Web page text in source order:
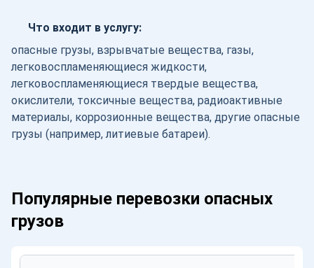
Что входит в услугу:
опасные грузы, взрывчатые вещества, газы,
легковоспламеняющиеся жидкости,
легковоспламеняющиеся твердые вещества,
окислители, токсичные вещества, радиоактивные
материалы, коррозионные вещества, другие опасные
грузы (например, литиевые батареи).
Популярные перевозки опасных
грузов